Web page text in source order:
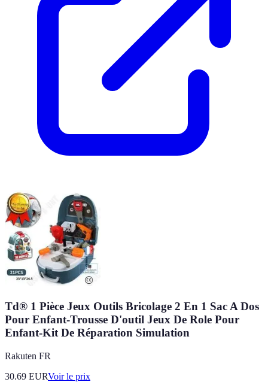
Td® 1 Pièce Jeux Outils Bricolage 2 En 1 Sac A Dos
Pour Enfant-Trousse D'outil Jeux De Role Pour
Enfant-Kit De Réparation Simulation
Rakuten FR
30.69 EURVoir le prix